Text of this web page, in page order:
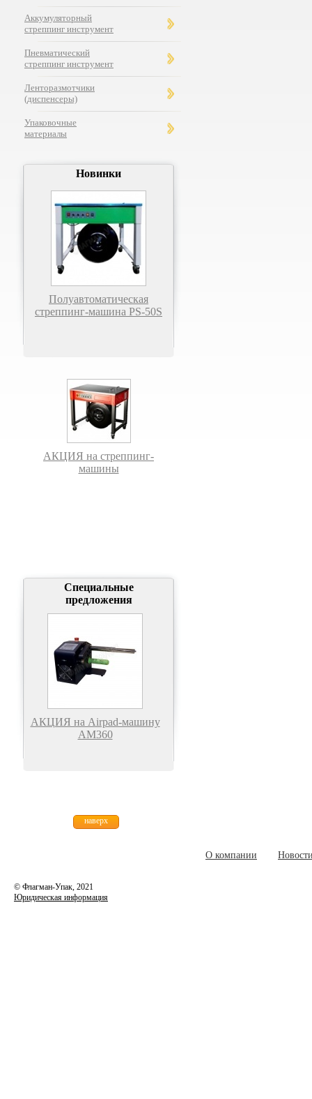
Аккумуляторный
стреппинг инструмент
Пневматический
стреппинг инструмент
Ленторазмотчики
(диспенсеры)
Упаковочные
материалы
Новинки
Полуавтоматическая
стреппинг-машина PS-50S
АКЦИЯ на стреппинг-
машины
Специальные
предложения
АКЦИЯ на Airpad-машину
АМ360
О компании
© Флагман-Упак, 2021
Юридическая информация
наверх